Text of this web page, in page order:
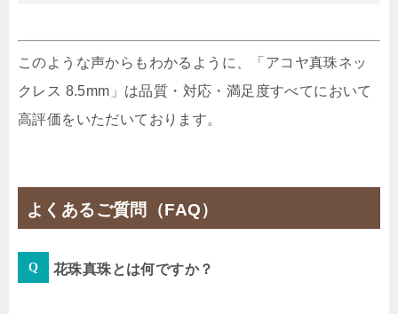
このような声からもわかるように、「アコヤ真珠ネッ
クレス 8.5mm」は品質・対応・満足度すべてにおいて
高評価をいただいております。
よくあるご質問（FAQ）
花珠真珠とは何ですか？